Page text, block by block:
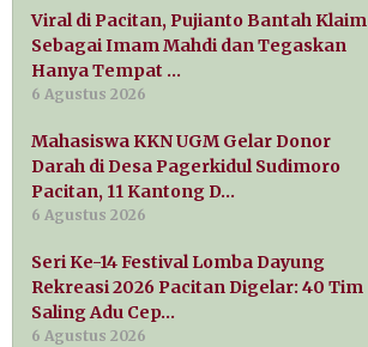
Viral di Pacitan, Pujianto Bantah Klaim
Sebagai Imam Mahdi dan Tegaskan
Hanya Tempat …
6 Agustus 2026
Mahasiswa KKN UGM Gelar Donor
Darah di Desa Pagerkidul Sudimoro
Pacitan, 11 Kantong D…
6 Agustus 2026
Seri Ke-14 Festival Lomba Dayung
Rekreasi 2026 Pacitan Digelar: 40 Tim
Saling Adu Cep…
6 Agustus 2026